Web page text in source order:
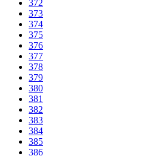
372
373
374
375
376
377
378
379
380
381
382
383
384
385
386